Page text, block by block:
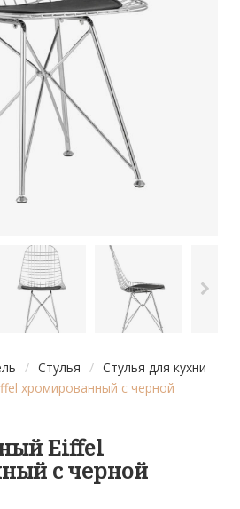
/ Стулья / Стулья для кухни
хромированный с черной
Eiffel
с черной